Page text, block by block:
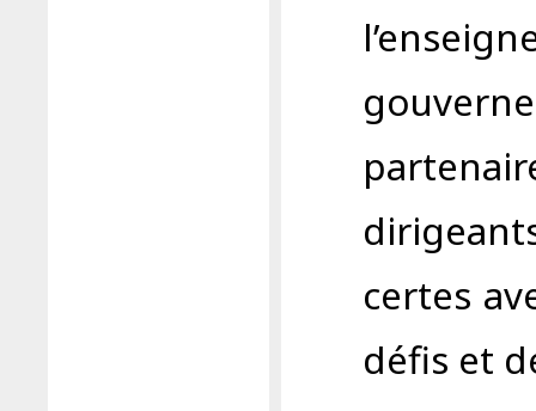
certes
défis et